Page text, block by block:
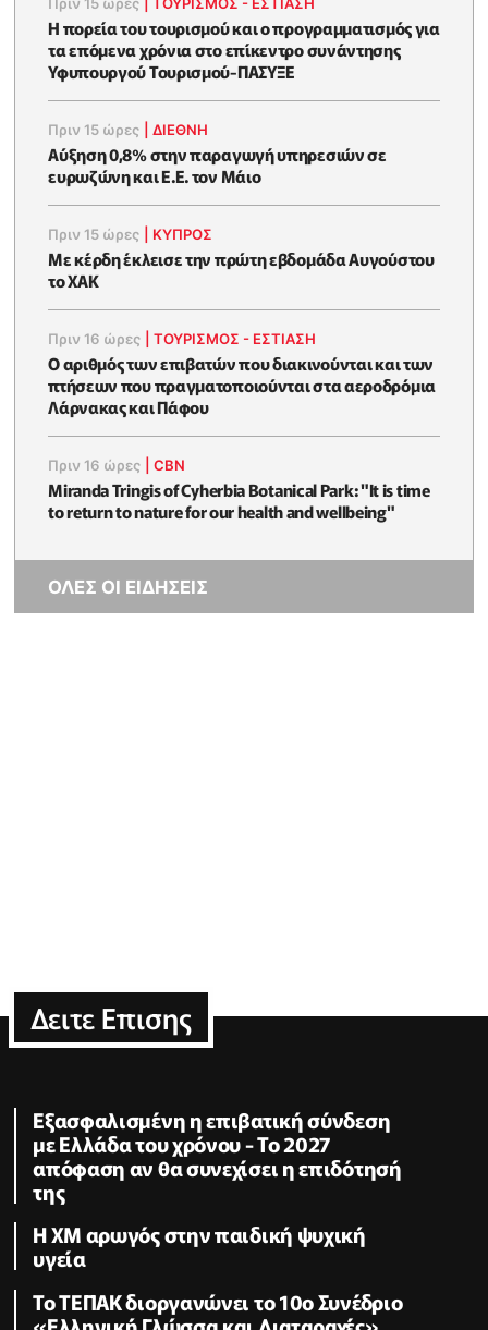
Η πορεία του τουρισμού και ο προγραμματισμός για
τα επόμενα χρόνια στο επίκεντρο συνάντησης
Υφυπουργού Τουρισμού-ΠΑΣΥΞΕ
Πριν 15 ώρες |ΔΙΕΘΝΗ
Αύξηση 0,8% στην παραγωγή υπηρεσιών σε
ευρωζώνη και Ε.Ε. τον Μάιο
Πριν 15 ώρες ΚΥΠΡΟΣ
Με κέρδη έκλεισε την πρώτη εβδομάδα Αυγούστου
το ΧΑΚ
Πριν 16 ώρες |ΤΟΥΡΙΣΜΟΣ - ΕΣΤΙΑΣΗ
Ο αριθμός των επιβατών που διακινούνται και των
πτήσεων που πραγματοποιούνται στα αεροδρόμια
Λάρνακας και Πάφου
Πριν 16 ώρες |CBN
Miranda Tringis of Cyherbia Botanical Park: "It is time
to return to nature for our health and wellbeing"
ΟΛΕΣ ΟΙ ΕΙΔΗΣΕΙΣ
Δειτε Επισης
Εξασφαλισμένη η επιβατική σύνδεση
με Ελλάδα του χρόνου - Το 2027
απόφαση αν θα συνεχίσει η επιδότησή
της
Η XM αρωγός στην παιδική ψυχική
υγεία
Το ΤΕΠΑΚ διοργανώνει το 10ο Συνέδριο